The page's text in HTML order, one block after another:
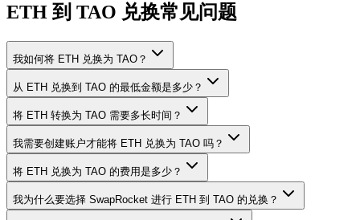
ETH 到 TAO 兑换常见问题
我如何将 ETH 兑换为 TAO？
从 ETH 兑换到 TAO 的最低金额是多少？
将 ETH 转换为 TAO 需要多长时间？
我需要创建账户才能将 ETH 兑换为 TAO 吗？
将 ETH 兑换为 TAO 的费用是多少？
我为什么要选择 SwapRocket 进行 ETH 到 TAO 的兑换？